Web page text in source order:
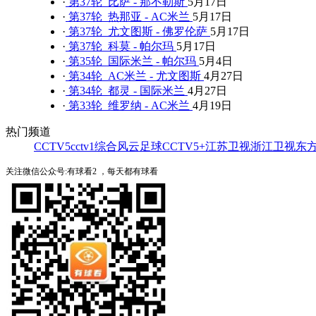
· 第37轮 热那亚 - AC米兰 5月17日
· 第37轮 尤文图斯 - 佛罗伦萨 5月17日
· 第37轮 科莫 - 帕尔玛 5月17日
· 第35轮 国际米兰 - 帕尔玛 5月4日
· 第34轮 AC米兰 - 尤文图斯 4月27日
· 第34轮 都灵 - 国际米兰 4月27日
· 第33轮 维罗纳 - AC米兰 4月19日
热门频道
CCTV5cctv1综合风云足球CCTV5+江苏卫视浙江卫视东
关注微信公众号:有球看2 ，每天都有球看